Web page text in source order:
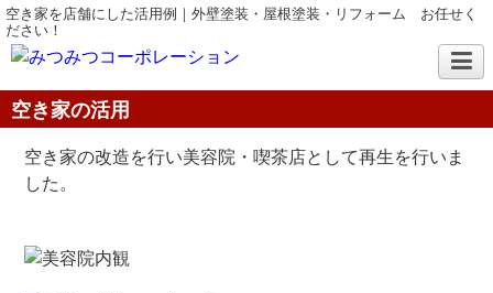
空き家を店舗にした活用例｜外壁塗装・屋根塗装・リフォーム お任せく
ださい！
空き家の活用
空き家の改造を行い美容院・喫茶店として再生を行いま
した。